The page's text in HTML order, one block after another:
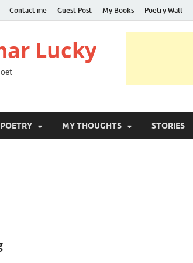
Contact me Guest Post My Books Poetry Wall
Lucky
POETRY MY THOUGHTS STORIES